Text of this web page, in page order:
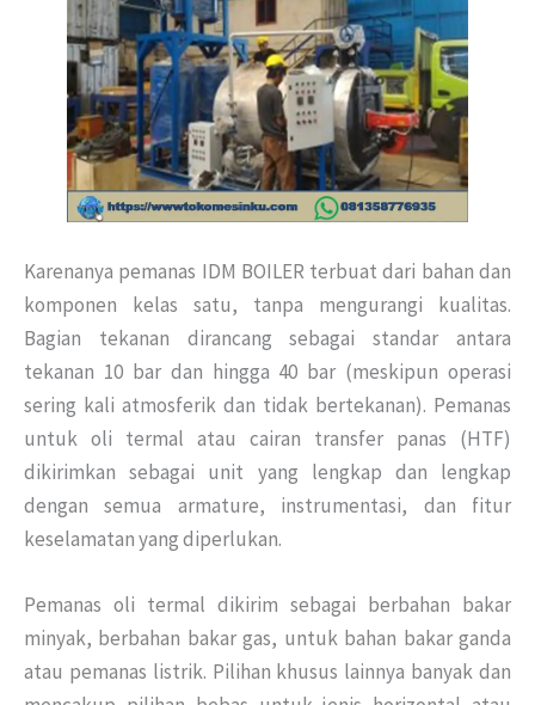
Karenanya pemanas IDM BOILER terbuat dari bahan dan
komponen kelas satu, tanpa mengurangi kualitas.
Bagian tekanan dirancang sebagai standar antara
tekanan 10 bar dan hingga 40 bar (meskipun operasi
sering kali atmosferik dan tidak bertekanan). Pemanas
untuk oli termal atau cairan transfer panas (HTF)
dikirimkan sebagai unit yang lengkap dan lengkap
dengan semua armature, instrumentasi, dan fitur
keselamatan yang diperlukan.
Pemanas oli termal dikirim sebagai berbahan bakar
minyak, berbahan bakar gas, untuk bahan bakar ganda
atau pemanas listrik. Pilihan khusus lainnya banyak dan